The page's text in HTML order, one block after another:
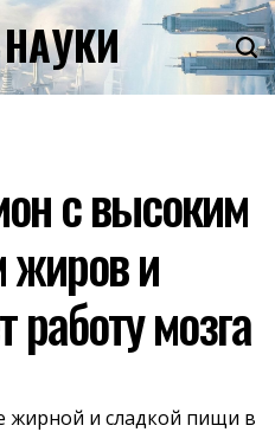
с высоким
и
работу мозга
жирной и сладкой пищи в